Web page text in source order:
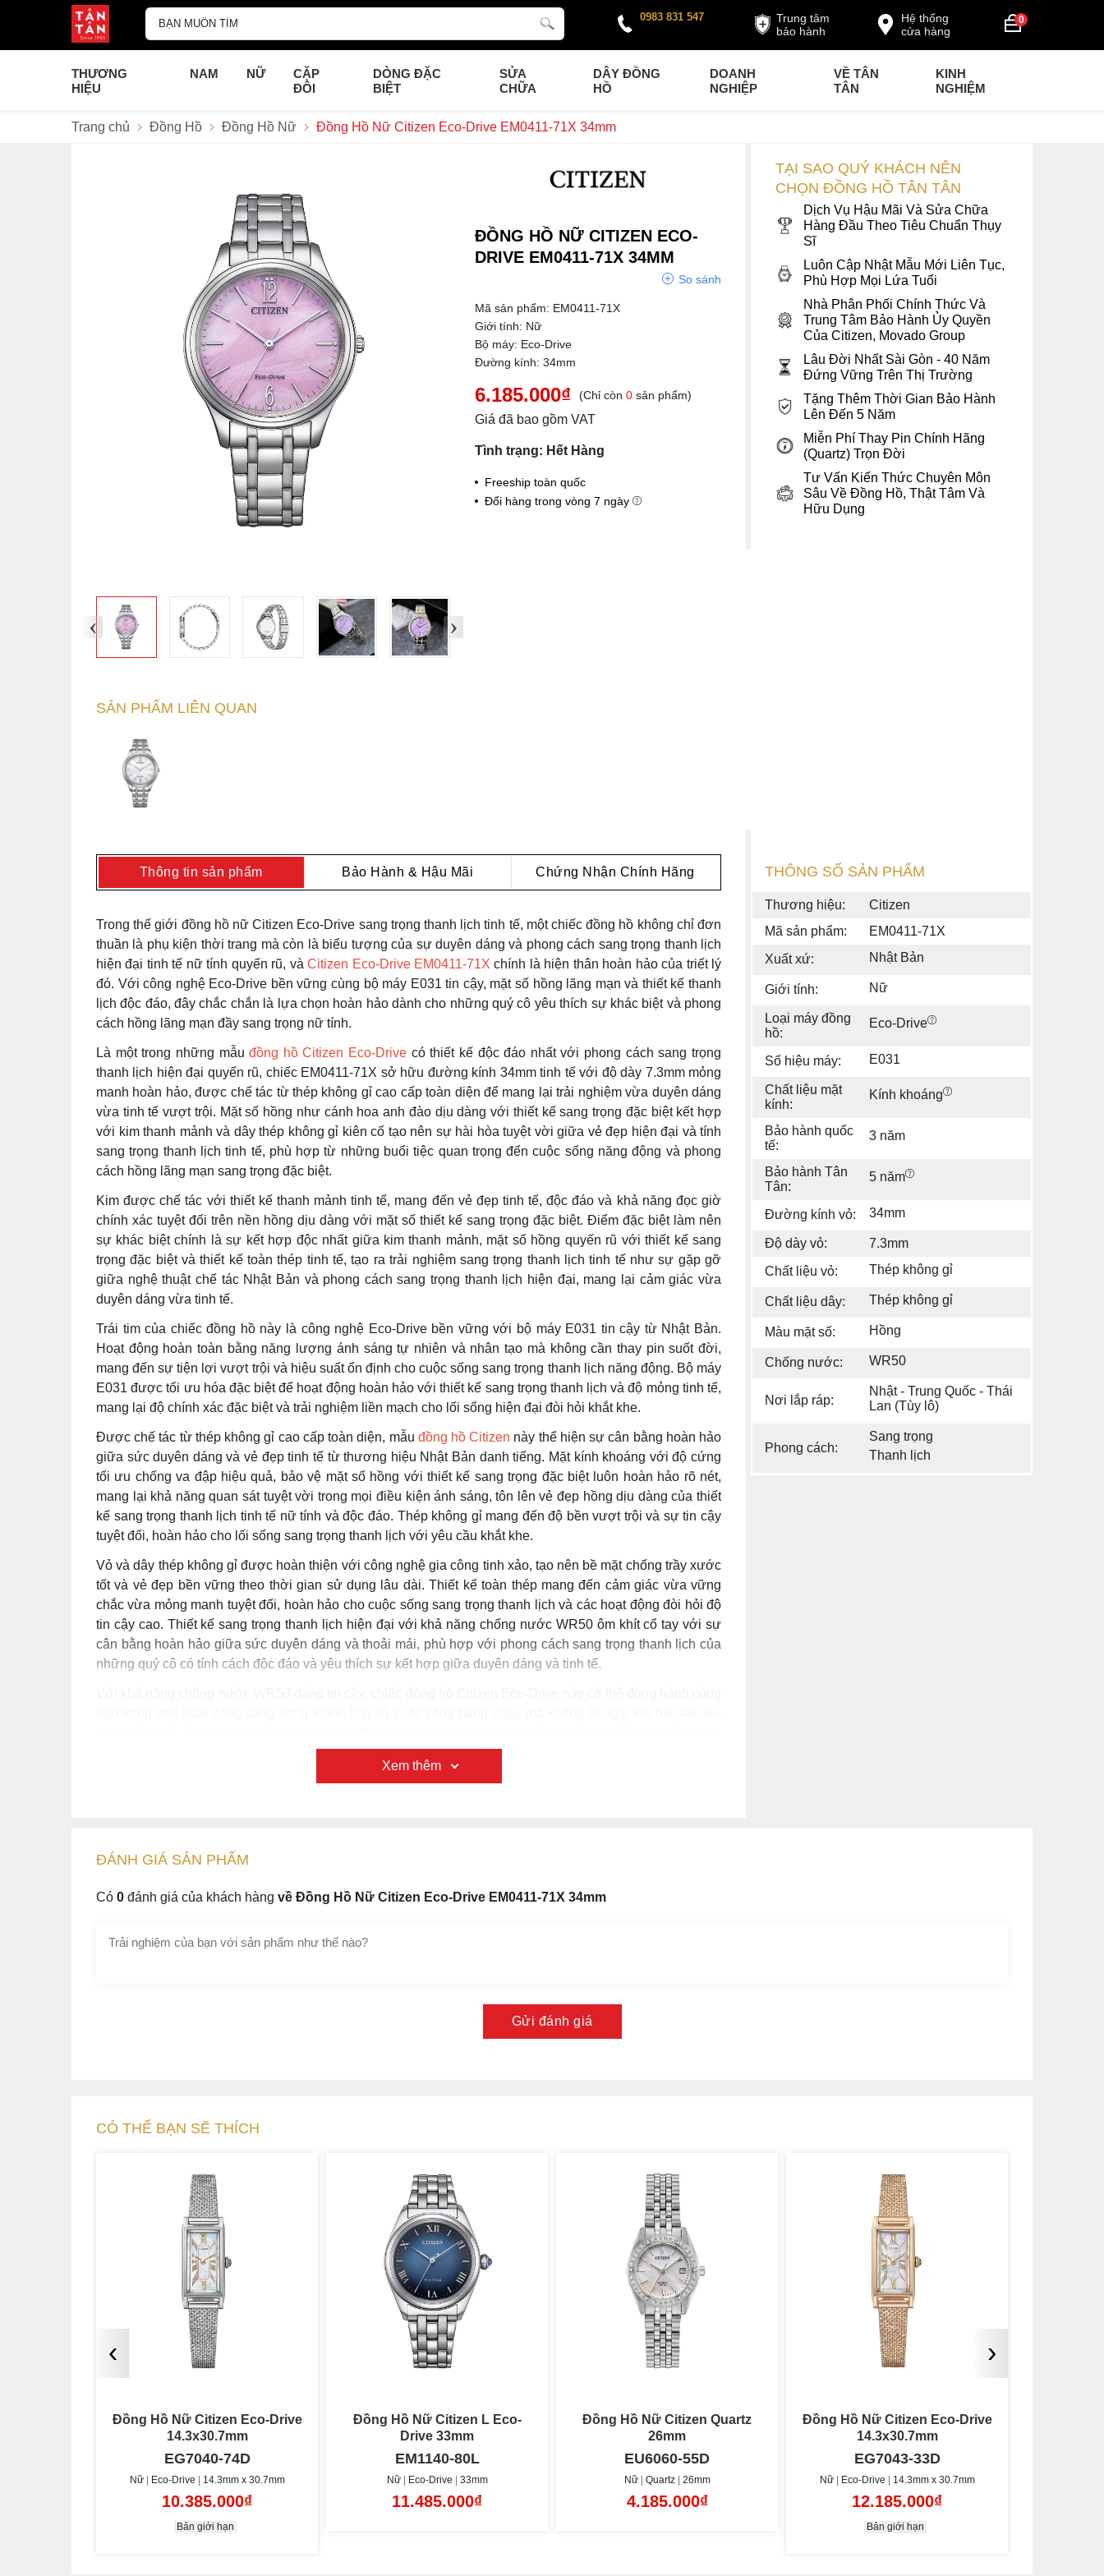
0
Hệ thống
cửa hàng
Trung tâm
bảo hành
0983 831 547
THƯƠNG
HIỆU
NAM NỮ
CẶP
ĐÔI
DÒNG ĐẶC
BIỆT
SỬA
CHỮA
DÂY ĐỒNG
HỒ
DOANH
NGHIỆP
VỀ TÂN
TÂN
KINH
NGHIỆM
Trang chủ Đồng Hồ Đồng Hồ Nữ Đồng Hồ Nữ Citizen Eco-Drive EM0411-71X 34mm
‹ ›
ĐỒNG HỒ NỮ CITIZEN ECO-
DRIVE EM0411-71X 34MM
So sánh
Mã sản phẩm: EM0411-71X
Giới tính: Nữ
Bộ máy: Eco-Drive
Đường kính: 34mm
6.185.000₫ (Chỉ còn0 sản phẩm)
Giá đã bao gồm VAT
Tình trạng: Hết Hàng
Freeship toàn quốc
Đổi hàng trong vòng 7 ngày
SẢN PHẨM LIÊN QUAN
TẠI SAO QUÝ KHÁCH NÊN
CHỌN ĐỒNG HỒ TÂN TÂN
Dịch Vụ Hậu Mãi Và Sửa Chữa
Hàng Đầu Theo Tiêu Chuẩn Thụy
Sĩ
Luôn Cập Nhật Mẫu Mới Liên Tục,
Phù Hợp Mọi Lứa Tuổi
Nhà Phân Phối Chính Thức Và
Trung Tâm Bảo Hành Ủy Quyền
Của Citizen, Movado Group
Lâu Đời Nhất Sài Gòn - 40 Năm
Đứng Vững Trên Thị Trường
Tặng Thêm Thời Gian Bảo Hành
Lên Đến 5 Năm
Miễn Phí Thay Pin Chính Hãng
(Quartz) Trọn Đời
Tư Vấn Kiến Thức Chuyên Môn
Sâu Về Đồng Hồ, Thật Tâm Và
Hữu Dụng
Thông tin sản phẩm Bảo Hành & Hậu Mãi Chứng Nhận Chính Hãng
Trong thế giới đồng hồ nữ Citizen Eco-Drive sang trọng thanh lịch tinh tế, một chiếc đồng hồ không chỉ đơn
thuần là phụ kiện thời trang mà còn là biểu tượng của sự duyên dáng và phong cách sang trọng thanh lịch
hiện đại tinh tế nữ tính quyến rũ, vàCitizen Eco-Drive EM0411-71X chính là hiện thân hoàn hảo của triết lý
đó. Với công nghệ Eco-Drive bền vững cùng bộ máy E031 tin cậy, mặt số hồng lãng mạn và thiết kế thanh
lịch độc đáo, đây chắc chắn là lựa chọn hoàn hảo dành cho những quý cô yêu thích sự khác biệt và phong
cách hồng lãng mạn đầy sang trọng nữ tính.
Là một trong những mẫuđồng hồ Citizen Eco-Drive có thiết kế độc đáo nhất với phong cách sang trọng
thanh lịch hiện đại quyến rũ, chiếc EM0411-71X sở hữu đường kính 34mm tinh tế với độ dày 7.3mm mỏng
manh hoàn hảo, được chế tác từ thép không gỉ cao cấp toàn diện để mang lại trải nghiệm vừa duyên dáng
vừa tinh tế vượt trội. Mặt số hồng như cánh hoa anh đào dịu dàng với thiết kế sang trọng đặc biệt kết hợp
với kim thanh mảnh và dây thép không gỉ kiên cố tạo nên sự hài hòa tuyệt vời giữa vẻ đẹp hiện đại và tính
sang trọng thanh lịch tinh tế, phù hợp từ những buổi tiệc quan trọng đến cuộc sống năng động và phong
cách hồng lãng mạn sang trọng đặc biệt.
Kim được chế tác với thiết kế thanh mảnh tinh tế, mang đến vẻ đẹp tinh tế, độc đáo và khả năng đọc giờ
chính xác tuyệt đối trên nền hồng dịu dàng với mặt số thiết kế sang trọng đặc biệt. Điểm đặc biệt làm nên
sự khác biệt chính là sự kết hợp độc nhất giữa kim thanh mảnh, mặt số hồng quyến rũ với thiết kế sang
trọng đặc biệt và thiết kế toàn thép tinh tế, tạo ra trải nghiệm sang trọng thanh lịch tinh tế như sự gặp gỡ
giữa nghệ thuật chế tác Nhật Bản và phong cách sang trọng thanh lịch hiện đại, mang lại cảm giác vừa
duyên dáng vừa tinh tế.
Trái tim của chiếc đồng hồ này là công nghệ Eco-Drive bền vững với bộ máy E031 tin cậy từ Nhật Bản.
Hoạt động hoàn toàn bằng năng lượng ánh sáng tự nhiên và nhân tạo mà không cần thay pin suốt đời,
mang đến sự tiện lợi vượt trội và hiệu suất ổn định cho cuộc sống sang trọng thanh lịch năng động. Bộ máy
E031 được tối ưu hóa đặc biệt để hoạt động hoàn hảo với thiết kế sang trọng thanh lịch và độ mỏng tinh tế,
mang lại độ chính xác đặc biệt và trải nghiệm liền mạch cho lối sống hiện đại đòi hỏi khắt khe.
Được chế tác từ thép không gỉ cao cấp toàn diện, mẫu đồng hồ Citizen này thể hiện sự cân bằng hoàn hảo
giữa sức duyên dáng và vẻ đẹp tinh tế từ thương hiệu Nhật Bản danh tiếng. Mặt kính khoáng với độ cứng
tối ưu chống va đập hiệu quả, bảo vệ mặt số hồng với thiết kế sang trọng đặc biệt luôn hoàn hảo rõ nét,
mang lại khả năng quan sát tuyệt vời trong mọi điều kiện ánh sáng, tôn lên vẻ đẹp hồng dịu dàng của thiết
kế sang trọng thanh lịch tinh tế nữ tính và độc đáo. Thép không gỉ mang đến độ bền vượt trội và sự tin cậy
tuyệt đối, hoàn hảo cho lối sống sang trọng thanh lịch với yêu cầu khắt khe.
Vỏ và dây thép không gỉ được hoàn thiện với công nghệ gia công tinh xảo, tạo nên bề mặt chống trầy xước
tốt và vẻ đẹp bền vững theo thời gian sử dụng lâu dài. Thiết kế toàn thép mang đến cảm giác vừa vững
chắc vừa mỏng manh tuyệt đối, hoàn hảo cho cuộc sống sang trọng thanh lịch và các hoạt động đòi hỏi độ
tin cậy cao. Thiết kế sang trọng thanh lịch hiện đại với khả năng chống nước WR50 ôm khít cổ tay với sự
cân bằng hoàn hảo giữa sức duyên dáng và thoải mái, phù hợp với phong cách sang trọng thanh lịch của
những quý cô có tính cách độc đáo và yêu thích sự kết hợp giữa duyên dáng và tinh tế.
không gỉ kiên cố, mặt số hồng cuốn hút với thiết kế sang trọng đặc biệt, kim tinh tế độc đáo và thiết kế kích
thước 34mm duyên dáng, tạo nên món phụ kiện lý tưởng cho những quý cô yêu thích sự khác biệt, có lối
trọng giá trị bền vững của công nghệ Eco-Drive và vẻ đẹp vĩnh cửu của thiết kế trong phong cách sang
Xem thêm
THÔNG SỐ SẢN PHẨM
Thương hiệu:
Citizen
Mã sản phẩm:
EM0411-71X
Xuất xứ:
Nhật Bản
Giới tính: Nữ
Loại máy đồng
hồ:
Eco-Drive
Số hiệu máy: E031
Chất liệu mặt
kính:
Kính khoáng
Bảo hành quốc
tế:
3 năm
Bảo hành Tân
Tân:
5 năm
Đường kính vỏ: 34mm
Độ dày vỏ:
7.3mm
Chất liệu vỏ:
Thép không gỉ
Chất liệu dây: Thép không gỉ
Màu mặt số: Hồng
Chống nước: WR50
Nơi lắp ráp:
Nhật - Trung Quốc - Thái
Lan (Tùy lô)
Phong cách:
Sang trọng
Thanh lịch
ĐÁNH GIÁ SẢN PHẤM
Có 0 đánh giá của khách hàng về Đồng Hồ Nữ Citizen Eco-Drive EM0411-71X 34mm
Gửi đánh giá
CÓ THỂ BẠN SẼ THÍCH
Đồng Hồ Nữ Citizen L Eco-
Drive 33mm
EM1140-80L
Nữ Eco-Drive 33mm
11.485.000₫
Đồng Hồ Nữ Citizen Quartz
26mm
EU6060-55D
Nữ Quartz 26mm
4.185.000₫
Đồng Hồ Nữ Citizen Eco-Drive
14.3x30.7mm
EG7043-33D
Eco-Drive 14.3mm x 30.7mm
12.185.000₫
Đồng Hồ Nữ Citizen L Eco-
Drive 32.5mmx19.5mm
EW5620-55A
Nữ Eco-Drive 32.5mm x 19.5mm
15.095.000₫
‹ ›